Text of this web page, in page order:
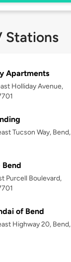
Stations
Apartments
Holliday Avenue,
Tucson Way, Bend,
Bend
Purcell Boulevard,
of Bend
Highway 20, Bend,